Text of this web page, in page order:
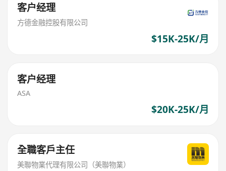
客户经理
方德金融控股有限公司
$15K-25K/月
客户经理
ASA
$20K-25K/月
全職客戶主任
美聯物業代理有限公司（美聯物業）